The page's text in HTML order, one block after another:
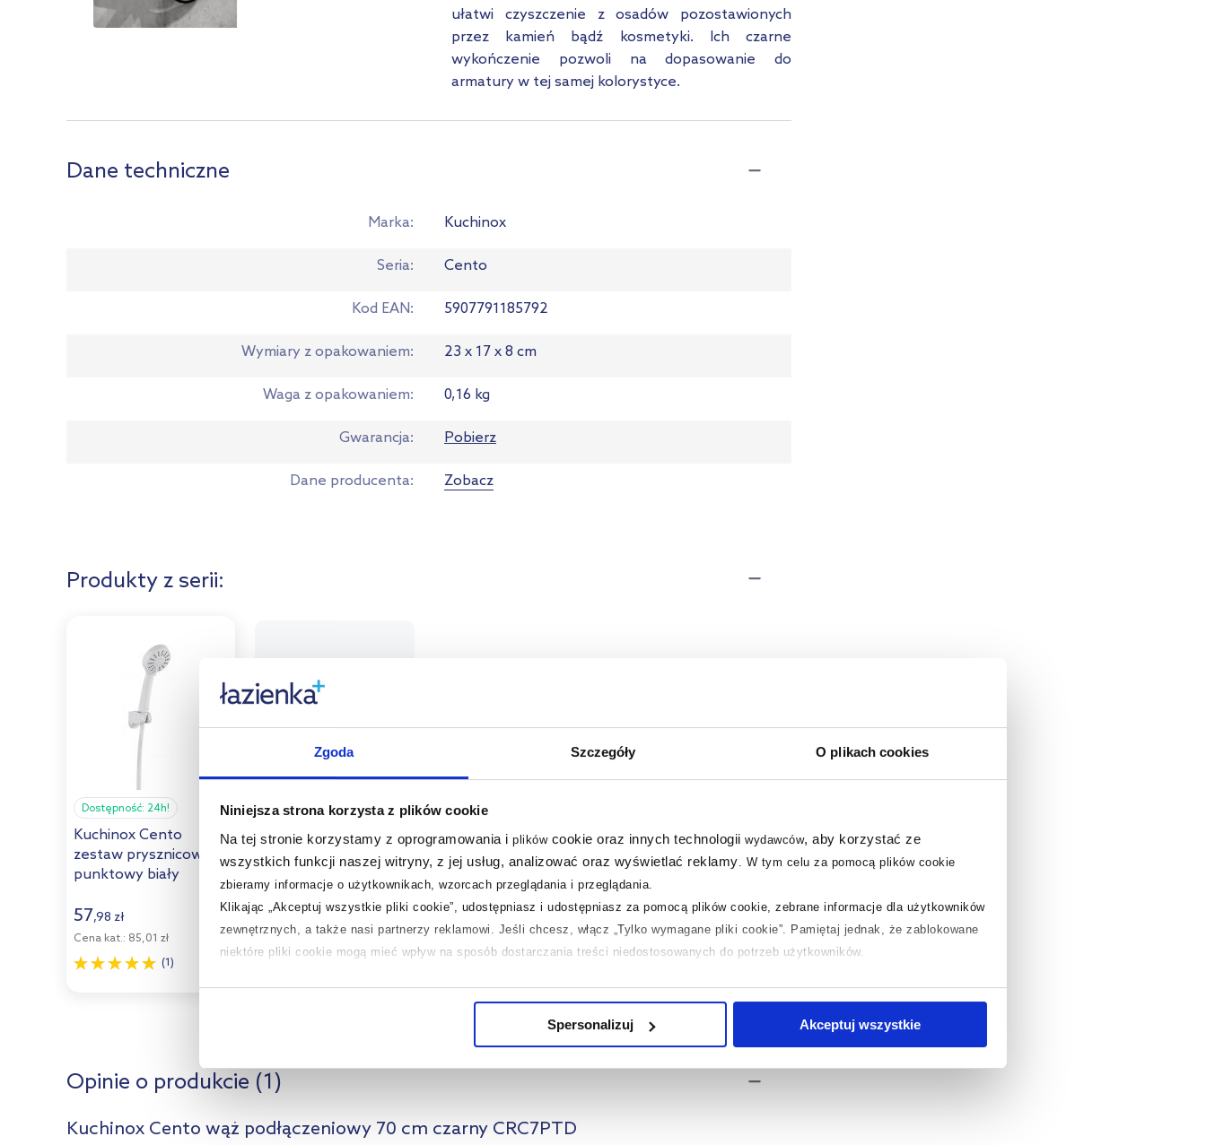
Zgoda Szczegóły O plikach cookies
Niniejsza strona korzysta z plików cookie
Na tej stronie korzystamy z oprogramowania i plikówcookie oraz innych technologii wydawców, aby korzystać ze
wszystkich funkcji naszej witryny, z jej usług, analizować oraz wyświetlać reklamy
W tym celu za pomocą plików cookie
zbieramy informacje o użytkownikach, wzorcach przeglądania i przeglądania.
Klikając „Akceptuj wszystkie pliki cookie”, udostępniasz i udostępniasz za pomocą plików cookie, zebrane informacje dla użytkowników
zewnętrznych, a także nasi partnerzy reklamowi. Jeśli chcesz, włącz „Tylko wymagane pliki cookie”. Pamiętaj jednak, że zablokowane
niektóre pliki cookie mogą mieć wpływ na sposób dostarczania treści niedostosowanych do potrzeb użytkowników.
na temat plików cookie i tego, dlaczego ich przepisy, przejdź do zakładek „Informacje o plikach cookie”.
Spersonalizuj Akceptuj wszystkie
ułatwi czyszczenie z osadów pozostawionych
przez kamień bądź kosmetyki. Ich czarne
wykończenie pozwoli na dopasowanie do
armatury w tej samej kolorystyce.
Dane techniczne
Marka Kuchinox
Seria Cento
Kod EAN 5907791185792
Wymiary z opakowaniem 23 x 17 x 8 cm
Waga z opakowaniem 0,16 kg
Gwarancja Pobierz
Dane producenta Zobacz
Produkty z serii:
Dostępność: 24h!
Kuchinox Cento
zestaw prysznicowy
punktowy biały
57,98 zł
Cena kat.: 85,01 zł
(1)
Pokaż
wszystkie
produkty
z serii ›
Opinie o produkcie (1)
Kuchinox Cento wąż podłączeniowy 70 cm czarny CRC7PTD